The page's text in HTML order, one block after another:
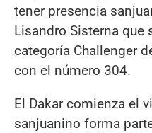
tener presencia
Lisandro Sisterna que
categoría Challenger
con el número 304.
El Dakar comienza el
sanjuanino forma